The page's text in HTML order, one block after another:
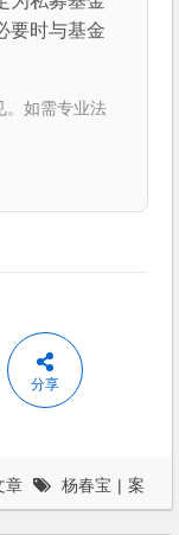
要时与基金
。如需专业法
分享
章 杨春宝 | 案